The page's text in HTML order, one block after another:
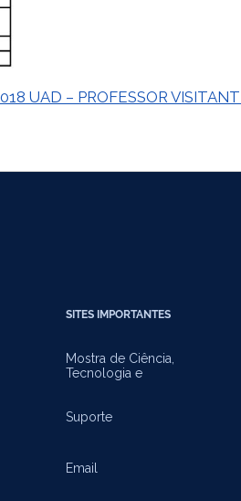
UAD – PROFESSOR
SITES IMPORTANTES
Mostra de Ciência,
Tecnologia e
Suporte
Email